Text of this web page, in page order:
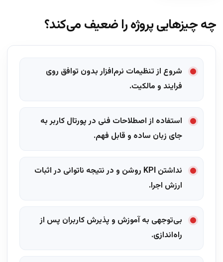
چه چیزهایی پروژه را ضعیف می‌کند؟
شروع از تنظیمات نرم‌افزار بدون توافق روی
فرایند و مالکیت.
استفاده از اصطلاحات فنی در پورتال کاربر به
جای زبان ساده و قابل فهم.
نداشتن KPI روشن و در نتیجه ناتوانی در اثبات
ارزش اجرا.
بی‌توجهی به آموزش و پذیرش کاربران پس از
راه‌اندازی.